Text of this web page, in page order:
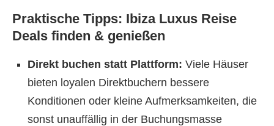
Praktische Tipps: Ibiza Luxus Reise
Deals finden & genießen
Direkt buchen statt Plattform: Viele Häuser
bieten loyalen Direktbuchern bessere
Konditionen oder kleine Aufmerksamkeiten, die
sonst unauffällig in der Buchungsmasse